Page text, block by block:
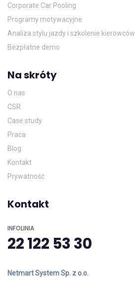
Corporate Car Pooling
Programy motywacyjne
Analiza stylu jazdy i szkolenie kierowców
Bezpłatne demo
Na skróty
O nas
CSR
Case study
Praca
Blog
Kontakt
Prywatność
Kontakt
INFOLINIA
22 122 53 30
Netmart System Sp. z o.o.